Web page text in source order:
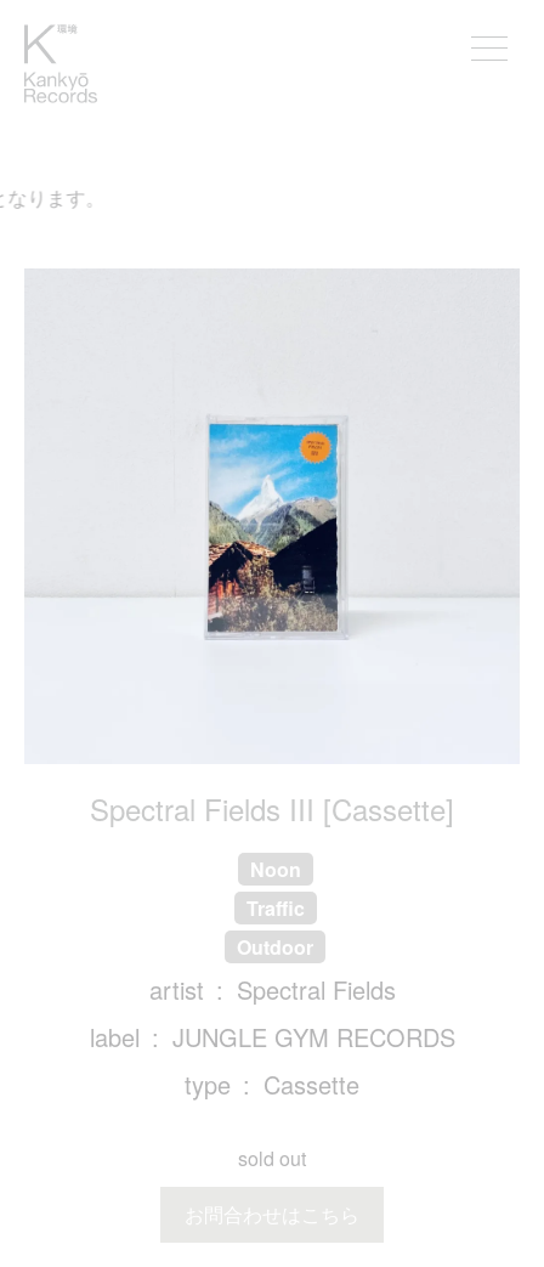
ます。
Spectral Fields III [Cassette]
Noon
Traffic
Outdoor
artist
Spectral Fields
label
JUNGLE GYM RECORDS
type
Cassette
sold out
お問合わせはこちら